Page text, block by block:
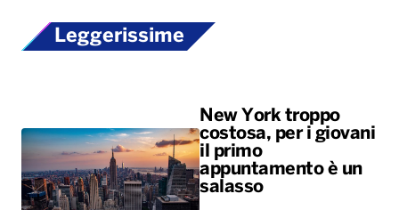
Leggerissime
New York troppo
costosa, per i giovani
il primo
appuntamento è un
salasso